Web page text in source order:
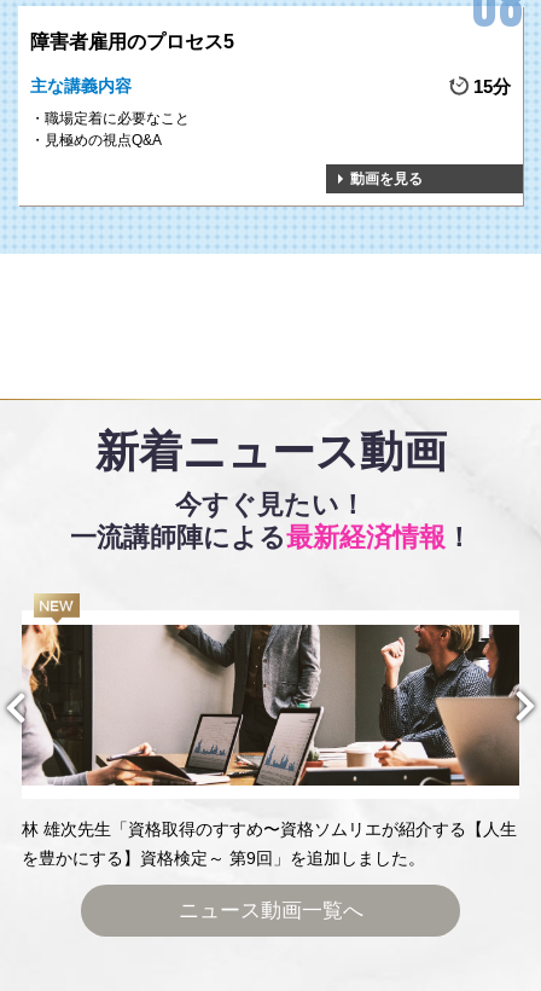
障害者雇用のプロセス5
主な講義内容 15分
職場定着に必要なこと
見極めの視点Q&A
動画を見る
新着ニュース動画
今すぐ見たい！
一流講師陣による最新経済情報 ！
ニュース動画一覧へ
林 雄次先生「資格取得のすすめ〜資格ソムリエが紹介する【人生
を豊かにする】資格検定～ 第9回」を追加しました。